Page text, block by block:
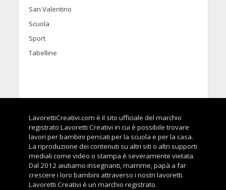
San Valentino
Scuola
Sport
Tabelline
LavorettiCreativi.com è il sito ufficiale del marchio
registrato Lavoretti Creativi in cui è possibile trovare
lavori per bambini pensati per la scuola e per la casa.
La riproduzione dei contenuti su altri siti o altri supporti
mediali come video o stampa è severamente vietata.
Dal 2012 aiutiamo insegnanti, mamme, papà a far
crescere i loro bambini attraverso i nostri lavoretti.
Lavoretti Creativi è un marchio registrato.